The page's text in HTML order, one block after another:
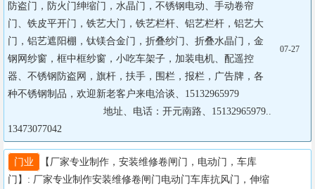
防盗门，防火门绅缩门，水晶门，不锈钢电动、手动卷帘
门、铁皮平开门，铁艺大门，铁艺栏杆、铝艺栏杆，铝艺大
门，铝艺遮阳棚，钛镁合金门，折叠纱门、折叠水晶门，金
钢网纱窗，框中框纱窗，小吃车架子，加装电机、配遥控
器、不锈钢防盗网，旗杆，扶手，围栏，报栏，广告牌，各
种不锈钢制品，欢迎新老客户来电洽谈、15132965979
13473077042
07-27
门业
【厂家专业制作，安装维修卷闸门，电动门，车库
门】: 厂家专业制作安装维修卷闸门电动门车库抗风门，伸缩